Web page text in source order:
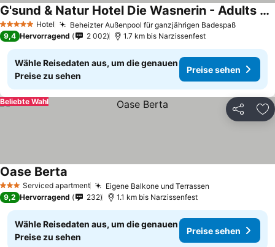
5 Sterne Hotel Beheizter Außenpool für ganzjährigen BadespaßPreise
G'sund & Natur Hotel Die Wasnerin - Adults Only
Preise sehen
9,4 Hervorragend 2 002 1.7 km bis Narzissenfest
Wähle Reisedaten aus, um die genauen
Preise zu sehen
Preise sehen
Teilen
Beliebte Wahl
3 SterneServiced apartment Eigene Balkone und Terrassen
Oase Berta
9,2 Hervorragend 232 1.1 km bis Narzissenfest
Wähle Reisedaten aus, um die genauen
Preise zu sehen
Preise sehen